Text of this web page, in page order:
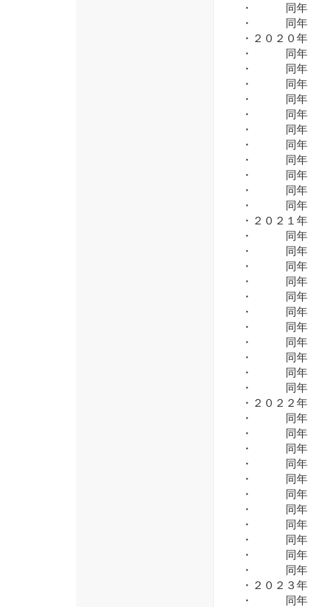
・ 同年
・ 同年
・２０２
・ 同年
・ 同年
・ 同年
・ 同年
・ 同年
・ 同年
・ 同年
・ 同年
・ 同年
・ 同年
・ 同年
・２０２
・ 同年
・ 同年
・ 同年
・ 同年
・ 同年
・ 同年
・ 同年
・ 同年
・ 同年
・ 同年
・ 同年
・２０２
・ 同年
・ 同年
・ 同年
・ 同年
・ 同年
・ 同年
・ 同年
・ 同年
・ 同年
・ 同年
・ 同年
・２０２
・ 同年